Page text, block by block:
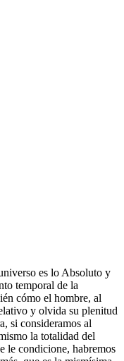
es lo Absoluto y
temporal de la
cómo el hombre, al
y olvida su plenitud
si consideramos al
la totalidad del
le condicione, habremos